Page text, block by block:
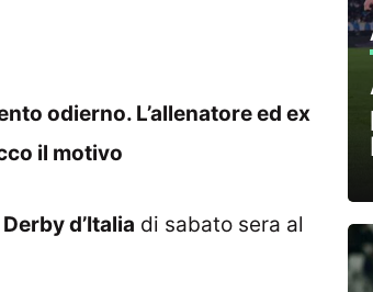
odierno. L’allenatore ed ex
il motivo
Derby d’Italia di sabato sera al